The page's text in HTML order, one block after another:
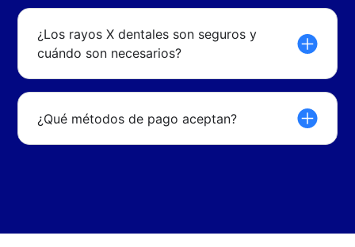
¿Los rayos X dentales son seguros y
cuándo son necesarios?
¿Qué métodos de pago aceptan?